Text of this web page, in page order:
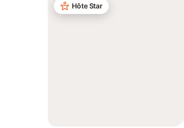
Hôte Star